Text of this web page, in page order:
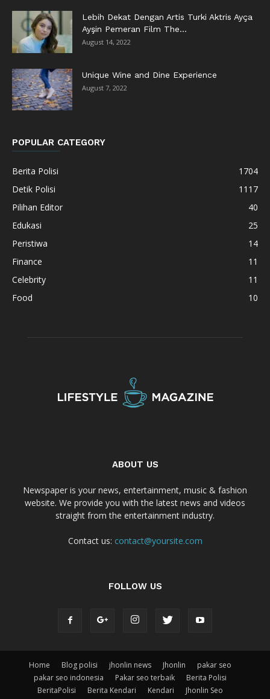
Lebih Dekat Dengan Artis Turki Aktris Ayça
Ayşin Pemeran Film The...
August 14, 2022
Unique Wine and Dine Experience
August 7, 2022
POPULAR CATEGORY
Berita Polisi
1704
Detik Polisi
1117
Pilihan Editor
40
Edukasi
25
Peristiwa
14
Finance
11
Celebrity
11
Food
10
ABOUT US
Newspaper is your news, entertainment, music & fashion
website. We provide you with the latest news and videos
straight from the entertainment industry.
Contact us: contact@yoursite.com
FOLLOW US
Home Blog polisi jhonlin news Jhonlin
pakar seo
pakar seo indonesia
Pakar seo terbaik
Berita Polisi
BeritaPolisi
Berita Kendari Kendari
Jhonlin Seo